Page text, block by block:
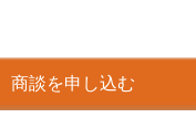
商談を申し込む